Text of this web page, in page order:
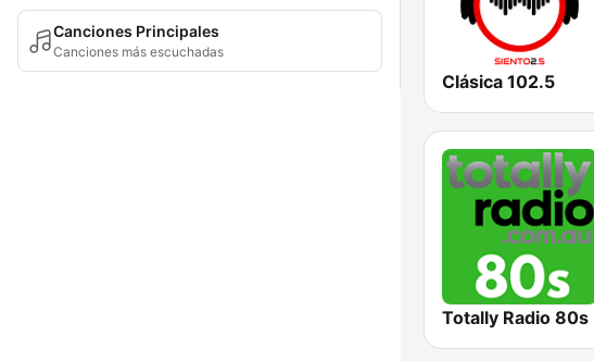
Canciones Principales
Canciones más escuchadas
Clásica 102.5
Totally Radio 80s